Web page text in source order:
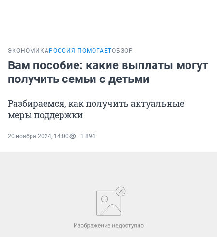
ЭКОНОМИКА РОССИЯ ПОМОГАЕТОБЗОР
Вам пособие: какие выплаты могут
получить семьи с детьми
Разбираемся, как получить актуальные
меры поддержки
20 ноября 2024, 14:00 1 894